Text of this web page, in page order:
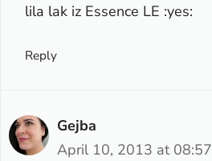
lila lak iz Essence LE :yes:
Reply
Gejba
April 10, 2013 at 08:57